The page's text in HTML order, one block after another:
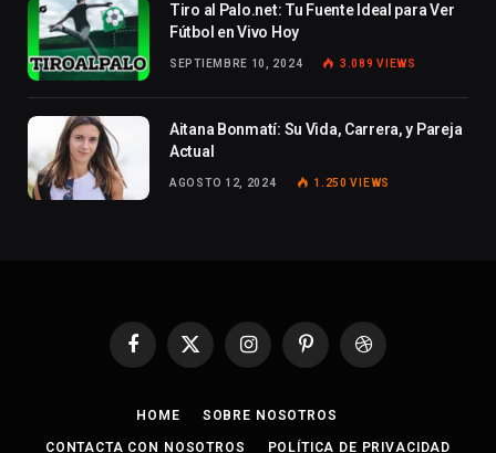
Tiro al Palo.net: Tu Fuente Ideal para Ver
Fútbol en Vivo Hoy
SEPTIEMBRE 10, 2024 3.089VIEWS
Aitana Bonmatí: Su Vida, Carrera, y Pareja
Actual
AGOSTO 12, 2024 1.250VIEWS
Facebook
X
InstagramPinterestDribbble
HOME SOBRE NOSOTROS
CONTACTA CON NOSOTROS POLÍTICA DE PRIVACIDAD